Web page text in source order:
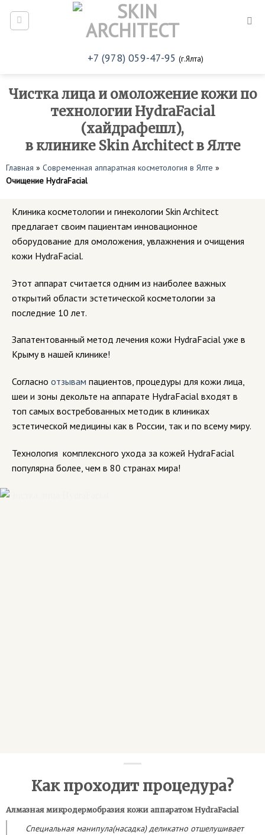
+7 (978) 059-47-95 (г.Ялта)
Чистка лица и омоложение кожи по
технологии HydraFacial
(хайдрафешл),
в клинике Skin Architect в Ялте
Главная » Современная аппаратная косметология в Ялте »
Очищение HydraFacial
Клиника косметологии и гинекологии Skin Architect
предлагает своим пациентам инновационное
оборудование для омоложения, увлажнения и очищения
кожи HydraFacial.
Этот аппарат считается одним из наиболее важных
открытий области эстетической косметологии за
последние 10 лет.
Запатентованный метод лечения кожи HydraFacial уже в
Крыму в нашей клинике!
Согласно отзывам пациентов, процедуры для кожи лица,
шеи и зоны декольте на аппарате HydraFacial входят в
топ самых востребованных методик в клиниках
эстетической медицины как в России, так и по всему миру.
Технология комплексного ухода за кожей HydraFacial
популярна более, чем в 80 странах мира!
Как проходит процедура?
Алмазная микродермобразия кожи аппаратом HydraFacial
Специальная манипула(насадка) деликатно отшелушивает